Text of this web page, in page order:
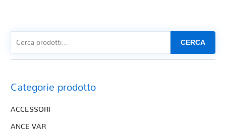
CERCA
Categorie prodotto
ACCESSORI
ANCE VAR